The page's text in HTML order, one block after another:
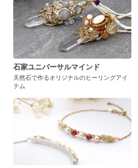
石家ユニバーサルマインド
天然石で作るオリジナルのヒーリングアイ
テム